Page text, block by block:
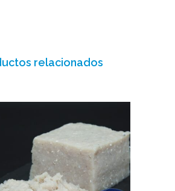
relacionados